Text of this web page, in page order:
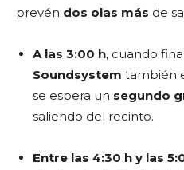
prevén dos olas más de
A las 3:00 h, cuando
Soundsystem también
se espera un segundo
saliendo del recinto.
Entre las 4:30 h y las